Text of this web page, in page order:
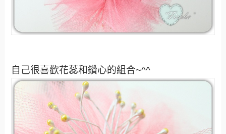
自己很喜歡花蕊和鑽心的組合~^^